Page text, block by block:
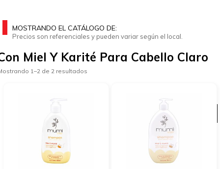
Ver categorías
MOSTRANDO EL CATÁLOGO DE:
Precios son referenciales y pueden variar según el local.
Miel Y Karité Para Cabello Claro
1–2 de 2 resultados